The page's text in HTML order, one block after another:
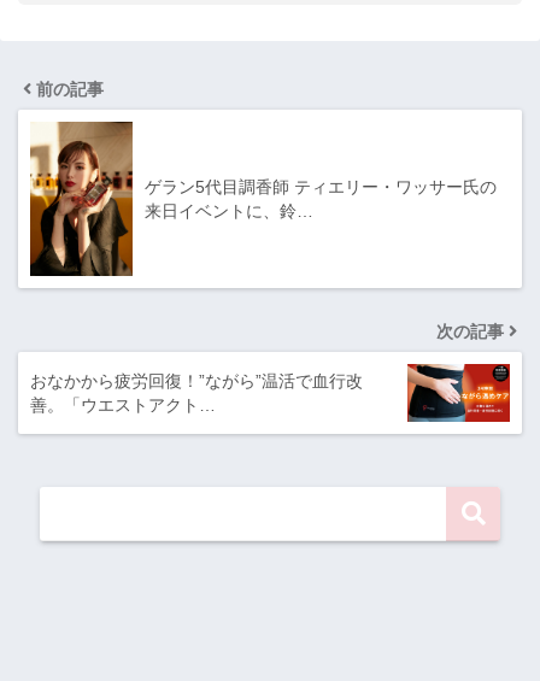
前の記事
ゲラン5代目調香師 ティエリー・ワッサー氏の
来日イベントに、鈴…
次の記事
おなかから疲労回復！”ながら”温活で血行改
善。「ウエストアクト…